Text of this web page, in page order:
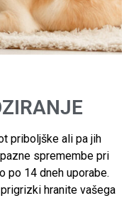
priboljške ali pa jih
spremembe pri
po 14 dneh uporabe.
hranite vašega